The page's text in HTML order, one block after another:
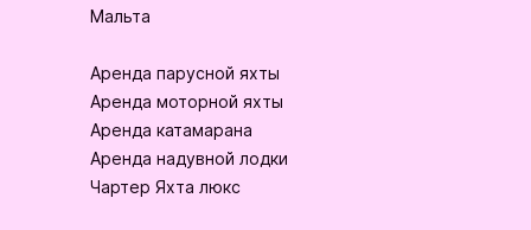
Мальта
Аренда парусной яхты
Аренда моторной яхты
Аренда катамарана
Аренда надувной лодки
Чартер Яхта люкс